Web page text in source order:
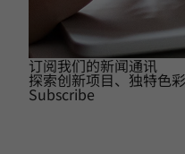
订阅我们的新闻通讯
探索创新项目、独特色
Subscribe